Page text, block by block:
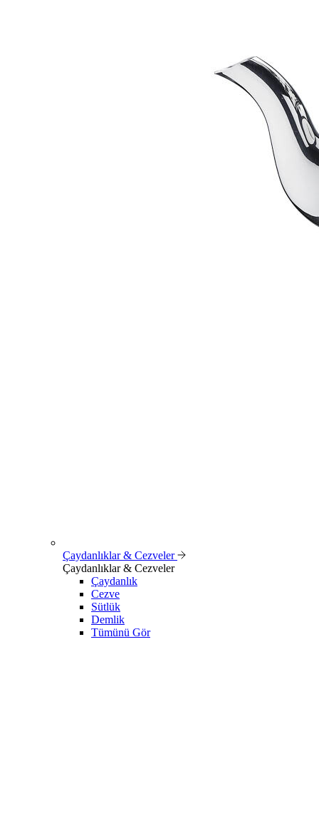
Çaydanlıklar & Cezveler
Çaydanlıklar & Cezveler
Çaydanlık
Cezve
Sütlük
Demlik
Tümünü Gör